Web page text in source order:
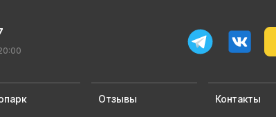
Отзывы Контакты